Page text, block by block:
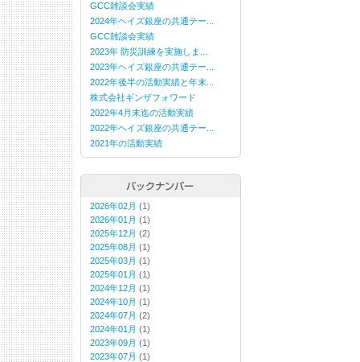
GCC雑談会実績
2024年ヘイズ銀座の共通テー...
GCC雑談会実績
2023年 防災訓練を実施しま...
2023年ヘイズ銀座の共通テー...
2022年後半の活動実績と年末...
株式会社ギンザフォワード
2022年4月末迄の活動実績
2022年ヘイズ銀座の共通テー...
2021年の活動実績
2026年02月 (1)
2026年01月 (1)
2025年12月 (2)
2025年08月 (1)
2025年03月 (1)
2025年01月 (1)
2024年12月 (1)
2024年10月 (1)
2024年07月 (2)
2024年01月 (1)
2023年09月 (1)
2023年07月 (1)